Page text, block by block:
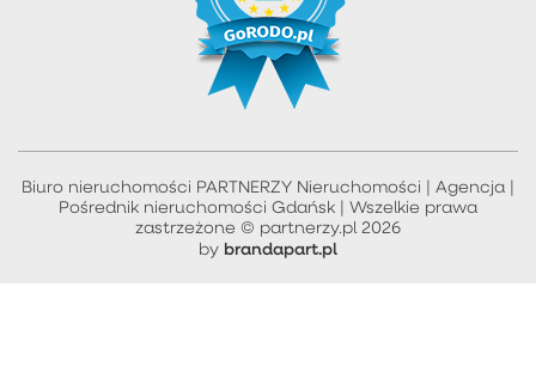
Biuro nieruchomości PARTNERZY Nieruchomości | Agencja |
Pośrednik nieruchomości Gdańsk | Wszelkie prawa
zastrzeżone © partnerzy.pl 2026
by brandapart.pl